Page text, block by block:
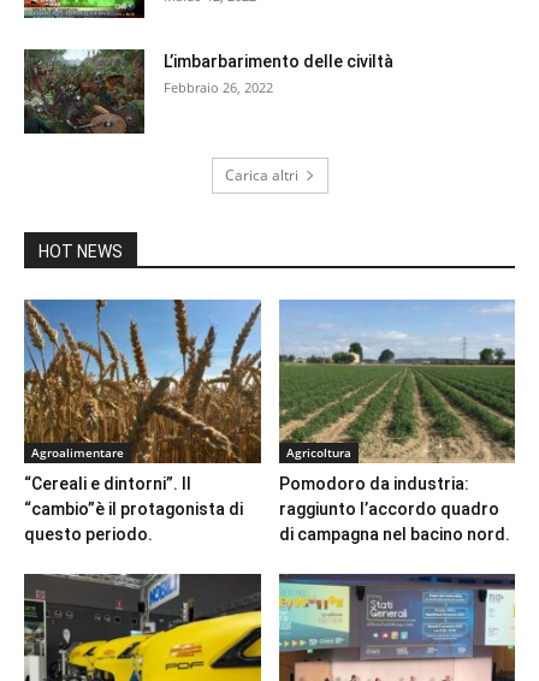
L’imbarbarimento delle civiltà
Febbraio 26, 2022
Carica altri
HOT NEWS
Agroalimentare
“Cereali e dintorni”. Il
“cambio”è il protagonista di
questo periodo.
Agricoltura
Pomodoro da industria:
raggiunto l’accordo quadro
di campagna nel bacino nord.